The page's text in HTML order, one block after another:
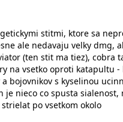
stitmi, ktore sa
ale nedavaju velky dmg,
(ten stit ma tiez), cobra
na vsetko oproti katapultu
bojovnikov s kyselinou
je nieco co spusta
po vsetkom okolo